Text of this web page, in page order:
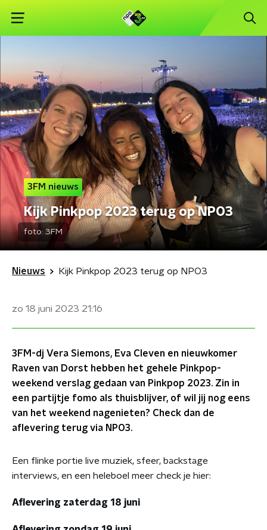
3FM nieuws
Kijk Pinkpop 2023 terug op NPO3
foto: 3FM
Nieuws Kijk Pinkpop 2023 terug op NPO3
zo 18 juni 2023 21:16
3FM-dj Vera Siemons, Eva Cleven en nieuwkomer
Raven van Dorst hebben het gehele Pinkpop-
weekend verslag gedaan van Pinkpop 2023. Zin in
een partijtje fomo als thuisblijver, of wil jij nog eens
van het weekend nagenieten? Check dan de
aflevering terug via NPO3.
Een flinke portie live muziek, sfeer, backstage
interviews, en een heleboel meer check je hier:
Aflevering zaterdag 18 juni